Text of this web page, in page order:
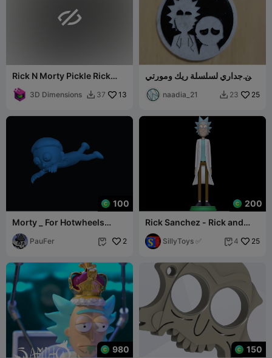

Rick N Morty Pickle Rick
Dildo Adult Toy
3D Dimensions  37 13
فن جداري لسلسلة ريك ومورتي
naadia_21  23 25
100
Morty _ For Hotwheels
Diorama
PauFer  2
200
Rick Sanchez - Rick and
Morty
SillyToys ✅  4 25
980 150